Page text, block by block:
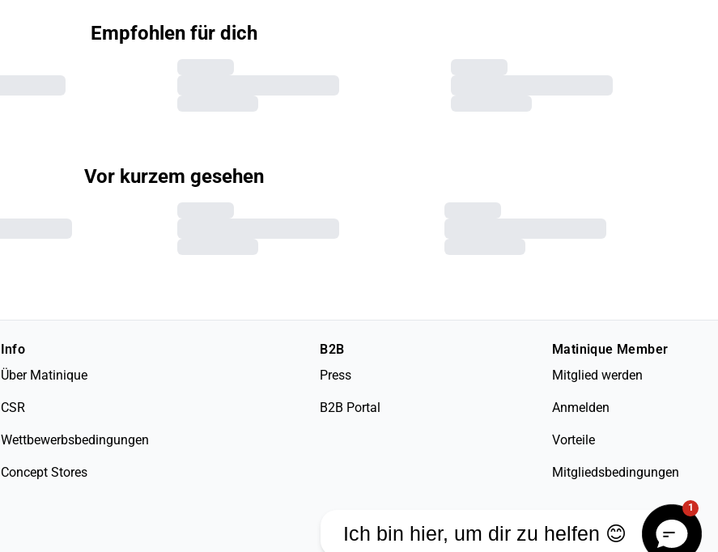
Empfohlen für dich
Vor kurzem gesehen
Info
Über Matinique
CSR
Wettbewerbsbedingungen
Concept Stores
B2B
Press
B2B Portal
Matinique Member
Mitglied werden
Anmelden
Vorteile
Mitgliedsbedingungen
1
Ich bin hier, um dir zu helfen 😊